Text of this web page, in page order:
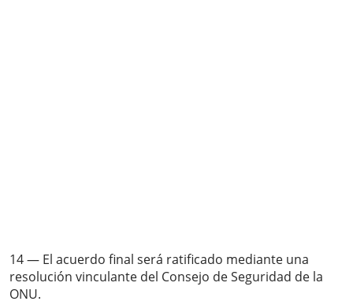
14 — El acuerdo final será ratificado mediante una
resolución vinculante del Consejo de Seguridad de la
ONU.